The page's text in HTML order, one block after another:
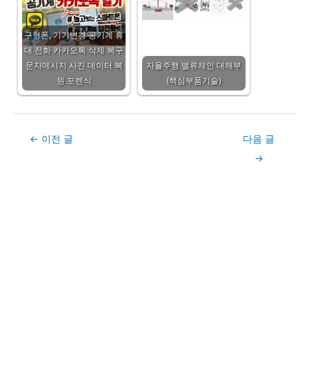
구형폰, 기기변경 공기계 휴
대 전화 카카오톡 삭제 복구
문자메시지 사진 데이터 복
원 포렌식
자율주행 밸류체인 대해부
(핵심부품기술)
Post← 이전 글
다음 글
→